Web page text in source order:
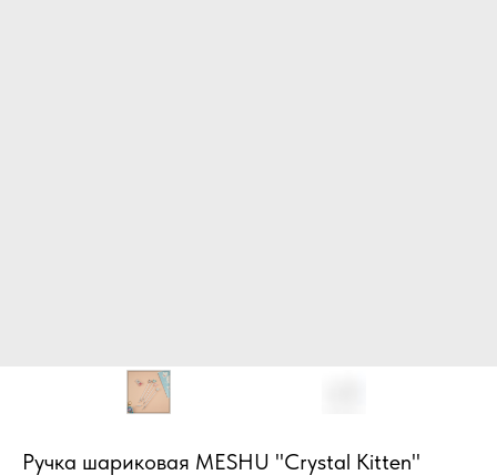
Ручка шариковая MESHU "Crystal Kitten"